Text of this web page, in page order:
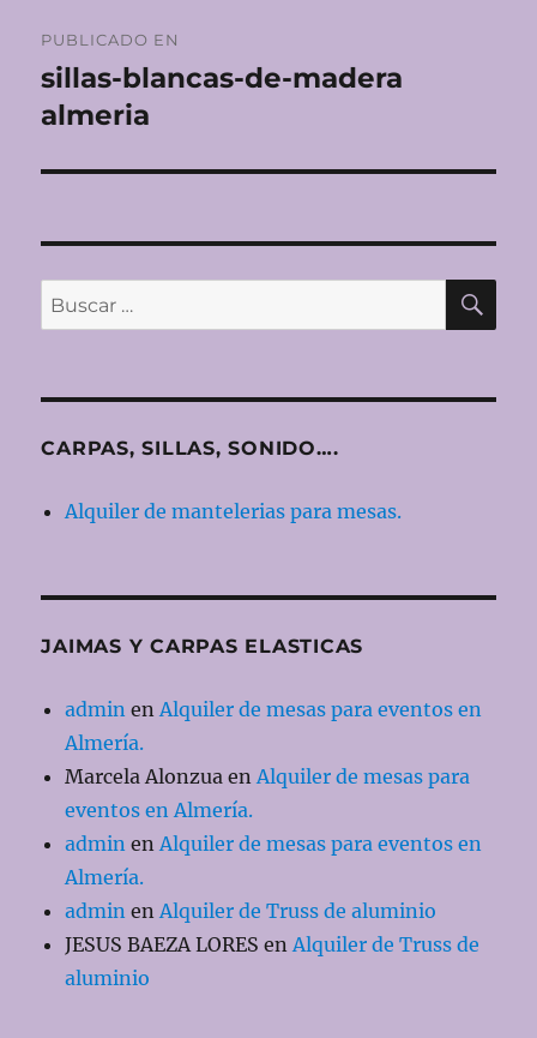
de
entradas
PUBLICADO EN
sillas-blancas-de-madera
almeria
Buscar
por:
CARPAS, SILLAS, SONIDO….
Alquiler de mantelerias para mesas.
JAIMAS Y CARPAS ELASTICAS
admin en Alquiler de mesas para eventos en
Almería.
Marcela Alonzua en Alquiler de mesas para
eventos en Almería.
admin en Alquiler de mesas para eventos en
Almería.
admin en Alquiler de Truss de aluminio
JESUS BAEZA LORES en Alquiler de Truss de
aluminio